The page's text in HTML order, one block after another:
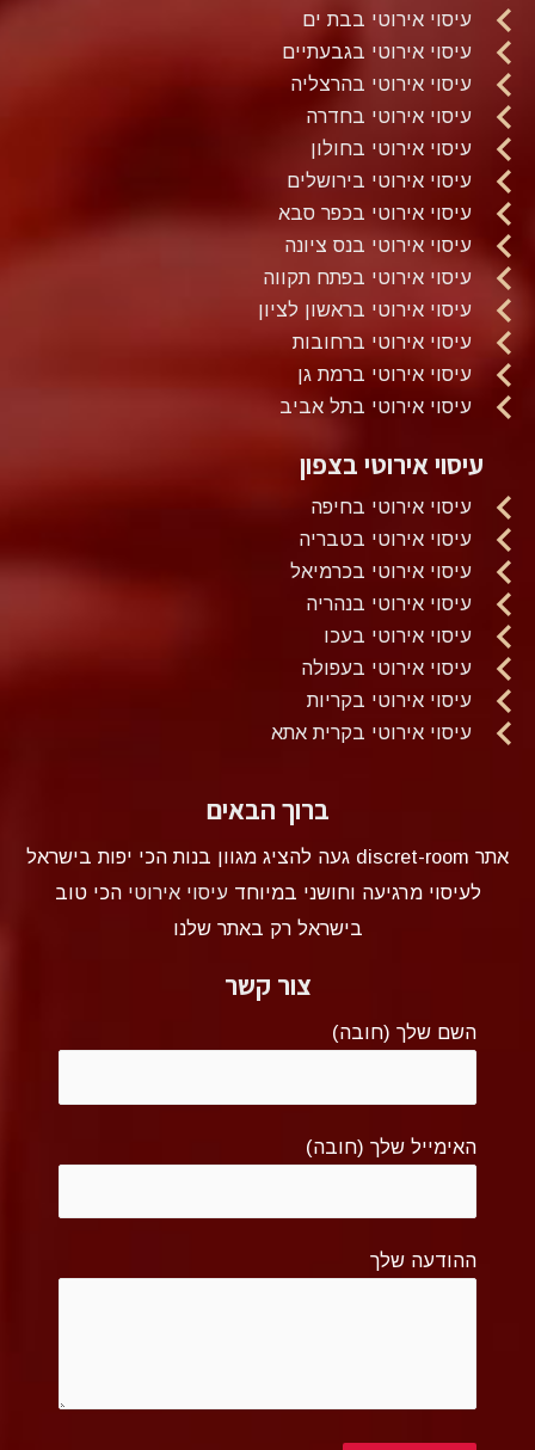
עיסוי אירוטי בבת ים
עיסוי אירוטי בגבעתיים
עיסוי אירוטי בהרצליה
עיסוי אירוטי בחדרה
עיסוי אירוטי בחולון
עיסוי אירוטי בירושלים
עיסוי אירוטי בכפר סבא
עיסוי אירוטי בנס ציונה
עיסוי אירוטי בפתח תקווה
עיסוי אירוטי בראשון לציון
עיסוי אירוטי ברחובות
עיסוי אירוטי ברמת גן
עיסוי אירוטי בתל אביב
עיסוי אירוטי בצפון
עיסוי אירוטי בחיפה
עיסוי אירוטי בטבריה
עיסוי אירוטי בכרמיאל
עיסוי אירוטי בנהריה
עיסוי אירוטי בעכו
עיסוי אירוטי בעפולה
עיסוי אירוטי בקריות
עיסוי אירוטי בקרית אתא
ברוך הבאים
אתר discret-room געה להציג מגוון בנות הכי יפות בישראל
לעיסוי מרגיעה וחושני במיוחדעיסוי אירוטי הכי טוב
בישראל רק באתר שלנו
צור קשר
השם שלך (חובה)
האימייל שלך (חובה)
ההודעה שלך